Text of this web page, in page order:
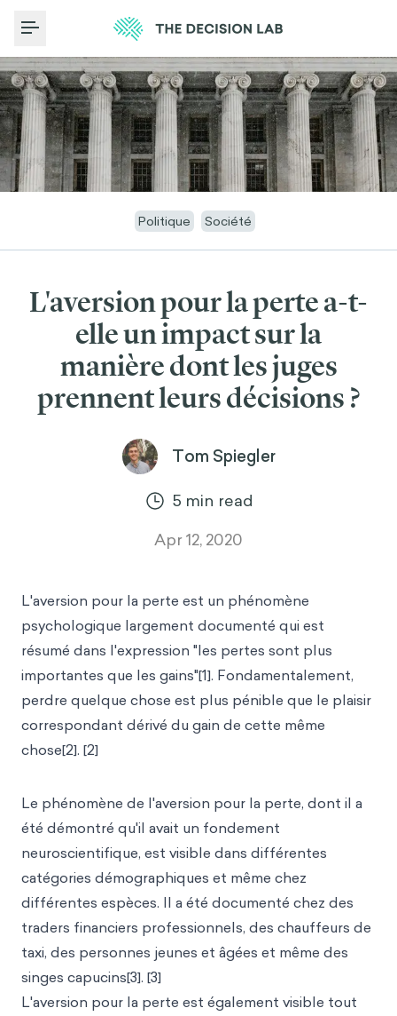
Toggle Menu
Politique Société
L'aversion pour la perte a-t-
elle un impact sur la
manière dont les juges
prennent leurs décisions ?
Tom Spiegler
5 min read
Apr 12, 2020
L'aversion pour la perte est un phénomène
psychologique largement documenté qui est
résumé dans l'expression "les pertes sont plus
importantes que les gains"[1]. Fondamentalement,
perdre quelque chose est plus pénible que le plaisir
correspondant dérivé du gain de cette même
chose[2]. [2]
Le phénomène de l'aversion pour la perte, dont il a
été démontré qu'il avait un fondement
neuroscientifique, est visible dans différentes
catégories démographiques et même chez
différentes espèces. Il a été documenté chez des
traders financiers professionnels, des chauffeurs de
taxi, des personnes jeunes et âgées et même des
singes capucins[3]. [3]
L'aversion pour la perte est également visible tout